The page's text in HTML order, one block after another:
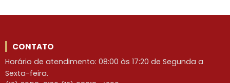
CONTATO
Horário de atendimento: 08:00 às 17:20 de Segunda a
Sexta-feira.